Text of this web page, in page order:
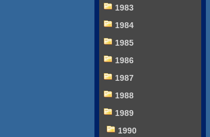
1983
1984
1985
1986
1987
1988
1989
1990